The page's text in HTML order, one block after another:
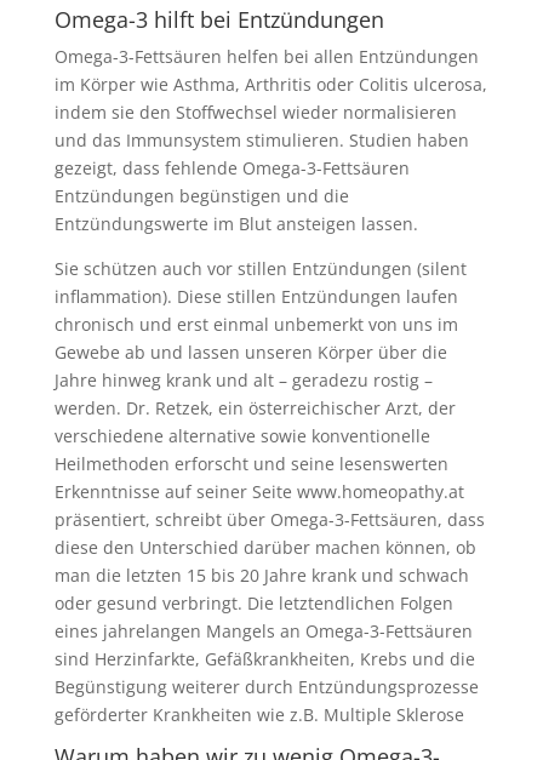
Omega-3 hilft bei Entzündungen
Omega-3-Fettsäuren helfen bei allen Entzündungen
im Körper wie Asthma, Arthritis oder Colitis ulcerosa,
indem sie den Stoffwechsel wieder normalisieren
und das Immunsystem stimulieren. Studien haben
gezeigt, dass fehlende Omega-3-Fettsäuren
Entzündungen begünstigen und die
Entzündungswerte im Blut ansteigen lassen.
Sie schützen auch vor stillen Entzündungen (silent
inflammation). Diese stillen Entzündungen laufen
chronisch und erst einmal unbemerkt von uns im
Gewebe ab und lassen unseren Körper über die
Jahre hinweg krank und alt – geradezu rostig –
werden. Dr. Retzek, ein österreichischer Arzt, der
verschiedene alternative sowie konventionelle
Heilmethoden erforscht und seine lesenswerten
Erkenntnisse auf seiner Seite www.homeopathy.at
präsentiert, schreibt über Omega-3-Fettsäuren, dass
diese den Unterschied darüber machen können, ob
man die letzten 15 bis 20 Jahre krank und schwach
oder gesund verbringt. Die letztendlichen Folgen
eines jahrelangen Mangels an Omega-3-Fettsäuren
sind Herzinfarkte, Gefäßkrankheiten, Krebs und die
Begünstigung weiterer durch Entzündungsprozesse
geförderter Krankheiten wie z.B. Multiple Sklerose